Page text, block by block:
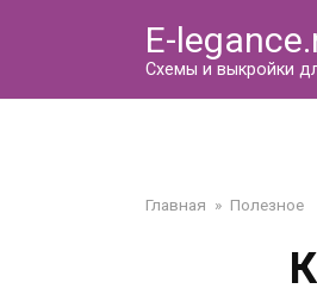
E-
Схемы и выкройки
Главная » Полезное